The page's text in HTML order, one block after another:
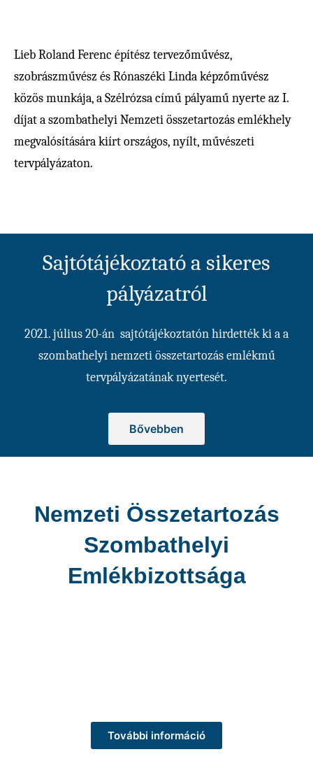
Lieb Roland Ferenc építész tervezőművész,
szobrászművész és Rónaszéki Linda képzőművész
közös munkája, a Szélrózsa című pályamű nyerte az I.
díjat a szombathelyi Nemzeti összetartozás emlékhely
megvalósítására kiírt országos, nyílt, művészeti
tervpályázaton.
Sajtótájékoztató a sikeres
pályázatról
2021. július 20-án sajtótájékoztatón hirdették ki a a
szombathelyi nemzeti összetartozás emlékmű
tervpályázatának nyertesét.
Bővebben
Nemzeti Összetartozás
Szombathelyi
Emlékbizottsága
További információ